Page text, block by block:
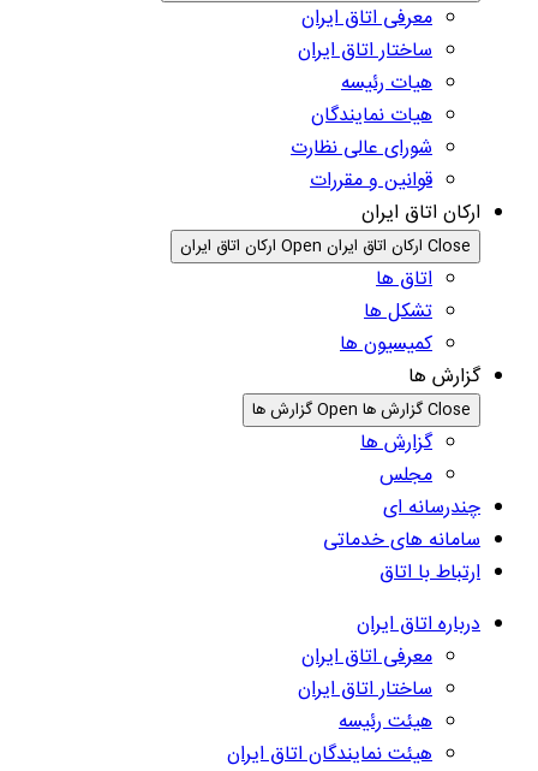
معرفی اتاق ایران
ساختار اتاق ایران
هیات رئیسه
هیات نمایندگان
شورای عالی نظارت
قوانین و مقررات
ارکان اتاق ایران
Close ارکان اتاق ایران Open ارکان اتاق ایران
اتاق ها
تشکل ها
کمیسیون ها
گزارش ها
Close گزارش ها Open گزارش ها
گزارش ها
مجلس
چندرسانه ای
سامانه های خدماتی
ارتباط با اتاق
درباره اتاق ایران
معرفی اتاق ایران
ساختار اتاق ایران
هیئت رئیسه
هیئت نمایندگان اتاق ایران